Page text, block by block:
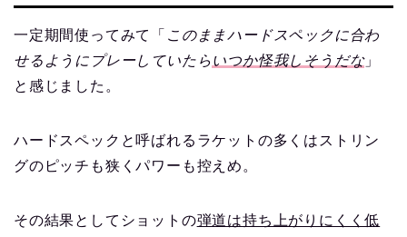
一定期間使ってみて「 このままハードスペックに合わ
せるようにプレーしていたら いつか怪我しそうだな」
と感じました。
ハードスペックと呼ばれるラケットの多くはストリン
グのピッチも狭くパワーも控えめ。
その結果としてショットの弾道は持ち上がりにくく低